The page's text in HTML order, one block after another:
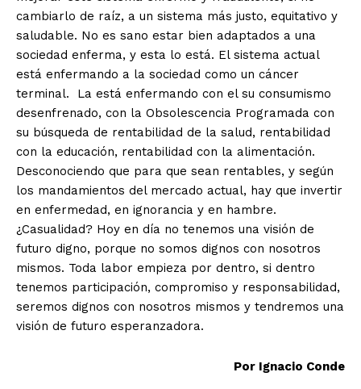
cambiarlo de raíz, a un sistema más justo, equitativo y
saludable. No es sano estar bien adaptados a una
sociedad enferma, y esta lo está. El sistema actual
está enfermando a la sociedad como un cáncer
terminal. La está enfermando con el su consumismo
desenfrenado, con la Obsolescencia Programada con
su búsqueda de rentabilidad de la salud, rentabilidad
con la educación, rentabilidad con la alimentación.
Desconociendo que para que sean rentables, y según
los mandamientos del mercado actual, hay que invertir
en enfermedad, en ignorancia y en hambre.
¿Casualidad? Hoy en día no tenemos una visión de
futuro digno, porque no somos dignos con nosotros
mismos. Toda labor empieza por dentro, si dentro
tenemos participación, compromiso y responsabilidad,
seremos dignos con nosotros mismos y tendremos una
visión de futuro esperanzadora.
Por Ignacio Conde